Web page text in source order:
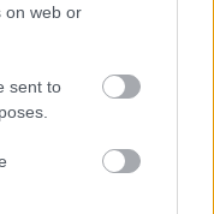
on web or
sent to